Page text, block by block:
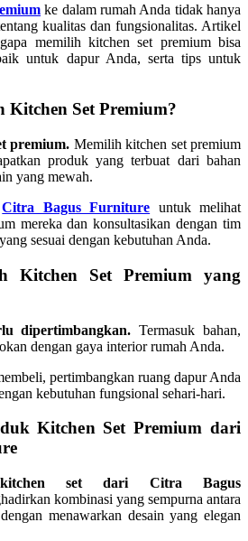
ke dalam rumah Anda tidak hanya
kualitas dan fungsionalitas. Artikel
memilih kitchen set premium bisa
untuk dapur Anda, serta tips untuk
Kitchen Set Premium?
premium. Memilih kitchen set premium
produk yang terbuat dari bahan
yang mewah.
Citra Bagus Furniture untuk melihat
mereka dan konsultasikan dengan tim
sesuai dengan kebutuhan Anda.
Kitchen Set Premium yang
dipertimbangkan. Termasuk bahan,
dengan gaya interior rumah Anda.
pertimbangkan ruang dapur Anda
kebutuhan fungsional sehari-hari.
Kitchen Set Premium dari
kitchen set dari Citra Bagus
kombinasi yang sempurna antara
menawarkan desain yang elegan